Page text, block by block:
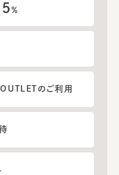
5%
のご利用